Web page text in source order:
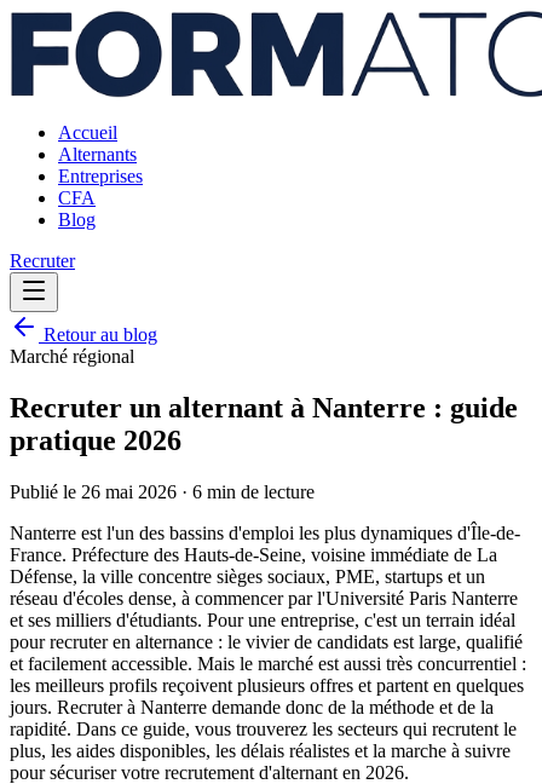
Accueil
Alternants
Entreprises
CFA
Blog
Recruter
Retour au blog
Marché régional
Recruter un alternant à Nanterre : guide
pratique 2026
Publié le 26 mai 2026 · 6 min de lecture
Nanterre est l'un des bassins d'emploi les plus dynamiques d'Île-de-
France. Préfecture des Hauts-de-Seine, voisine immédiate de La
Défense, la ville concentre sièges sociaux, PME, startups et un
réseau d'écoles dense, à commencer par l'Université Paris Nanterre
et ses milliers d'étudiants. Pour une entreprise, c'est un terrain idéal
pour recruter en alternance : le vivier de candidats est large, qualifié
et facilement accessible. Mais le marché est aussi très concurrentiel :
les meilleurs profils reçoivent plusieurs offres et partent en quelques
jours. Recruter à Nanterre demande donc de la méthode et de la
rapidité. Dans ce guide, vous trouverez les secteurs qui recrutent le
plus, les aides disponibles, les délais réalistes et la marche à suivre
pour sécuriser votre recrutement d'alternant en 2026.